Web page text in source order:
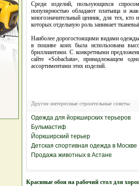
Среди изделий, пользующихся
популярностью обладают платьица и
многозначительный ценник, для тех, кто
которых отдельную роль занимает
Наиболее дорогостоящими видами
в пошиве коих была использована
бриллиантами. С конкретными
сайте «Sobachata», принадлежащем
ассортиментами этих изделий.
Другие интересные строительные советы
Одежда для йоркширских терьеров
Бульмастиф
Йоркширский терьер
Детская спортивная одежда в Москве
Продажа животных в Астане
Красивые обои на рабочий стол для